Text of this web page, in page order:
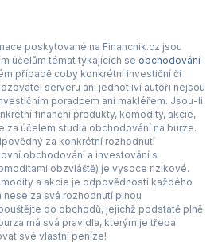
poskytované na Financnik.cz jsou
účelům témat týkajících se obchodování
případě coby konkrétní investiční či
serveru ani jednotliví autoři nejsou
poradcem ani makléřem. Jsou-li
finanční produkty, komodity, akcie,
za účelem studia obchodování na burze.
za konkrétní rozhodnutí
obchodování a investování s
obzvláště) je vysoce rizikové.
a akcie je odpovědností každého
za svá rozhodnutí plnou
do obchodů, jejichž podstatě plně
má svá pravidla, kterým je třeba
své vlastní peníze!